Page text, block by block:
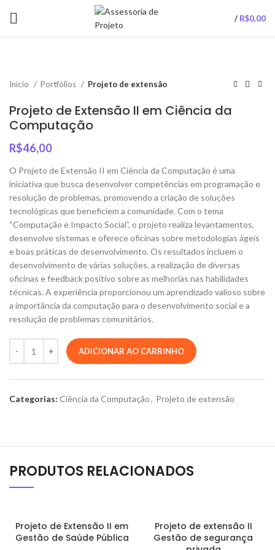
/ R$0,00
Início Portfólios Projeto de extensão
Projeto de Extensão II em Ciência da
Computação
R$46,00
O Projeto de Extensão II em Ciência da Computação é uma
iniciativa que busca desenvolver competências em programação e
resolução de problemas, promovendo a criação de soluções
tecnológicas que beneficiem a comunidade. Com o tema
“Computação e Impacto Social”, o projeto realiza levantamentos,
desenvolve sistemas e oferece oficinas sobre metodologias ágeis
e boas práticas de desenvolvimento. Os resultados incluem o
desenvolvimento de várias soluções, a realização de diversas
oficinas e feedback positivo sobre as melhorias nas habilidades
técnicas. A experiência proporcionou um aprendizado valioso sobre
a importância da computação para o desenvolvimento social e a
resolução de problemas comunitários.
ADICIONAR AO CARRINHO
Categorias: Ciência da Computação, Projeto de extensão
PRODUTOS RELACIONADOS
Projeto de Extensão II em
Gestão de Saúde Pública
Projeto de extensão II
Gestão de segurança